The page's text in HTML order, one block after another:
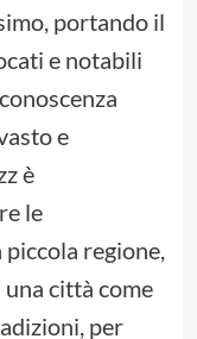
portando il
e notabili
e
è
le
regione,
città come
per